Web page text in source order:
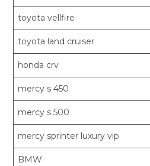
toyota vellfire
toyota land cruiser
honda crv
mercy s 450
mercy s 500
mercy sprinter luxury vip
BMW